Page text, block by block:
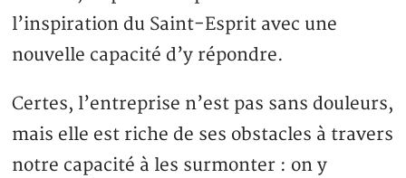
l’inspiration du Saint-Esprit avec une
nouvelle capacité d’y répondre.
Certes, l’entreprise n’est pas sans douleurs,
mais elle est riche de ses obstacles à travers
notre capacité à les surmonter : on y